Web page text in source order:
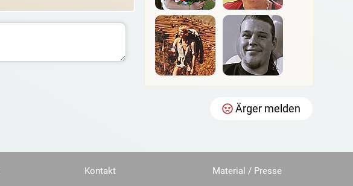
Ärger melden
Kontakt Material / Presse